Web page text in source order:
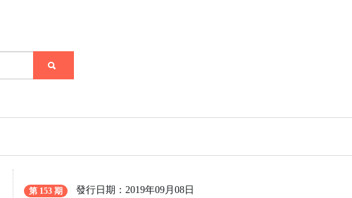
第 153 期
發行日期：2019年09月08日